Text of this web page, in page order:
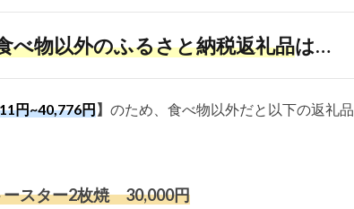
べ物以外のふるさと納税返礼品は…
円~40,776円】 のため、食べ物以外だと以下の返礼品
ースター2枚焼 30,000円